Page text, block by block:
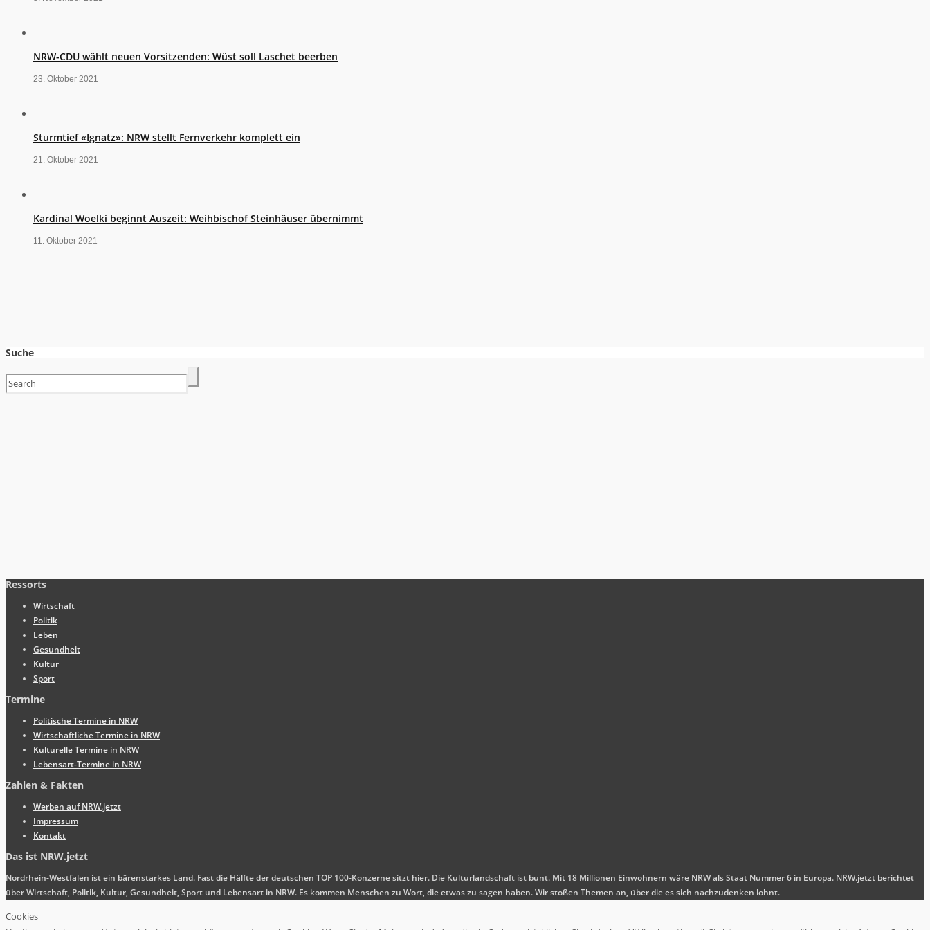
NRW-CDU wählt neuen Vorsitzenden: Wüst soll Laschet beerben
23. Oktober 2021
Sturmtief «Ignatz»: NRW stellt Fernverkehr komplett ein
21. Oktober 2021
Kardinal Woelki beginnt Auszeit: Weihbischof Steinhäuser übernimmt
11. Oktober 2021
Suche
Ressorts
Wirtschaft
Politik
Leben
Gesundheit
Kultur
Sport
Termine
Politische Termine in NRW
Wirtschaftliche Termine in NRW
Kulturelle Termine in NRW
Lebensart-Termine in NRW
Zahlen & Fakten
Werben auf NRW.jetzt
Impressum
Kontakt
Das ist NRW.jetzt
Nordrhein-Westfalen ist ein bärenstarkes Land. Fast die Hälfte der deutschen TOP 100-Konzerne sitzt hier. Die Kulturlandschaft ist bunt. Mit 18 Millionen Einwohnern wäre NRW als Staat Nummer 6 in Europa. NRW.jetzt berichtet
über Wirtschaft, Politik, Kultur, Gesundheit, Sport und Lebensart in NRW. Es kommen Menschen zu Wort, die etwas zu sagen haben. Wir stoßen Themen an, über die es sich nachzudenken lohnt.
Cookies